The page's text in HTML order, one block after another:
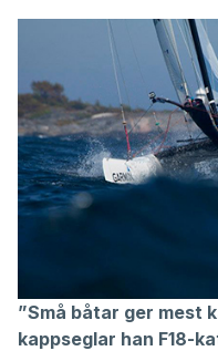
”Små båtar ger mest
kappseglar han F18-